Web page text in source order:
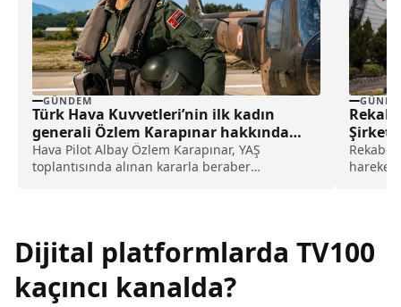
GÜNDEM
Türk Hava Kuvvetleri’nin ilk kadın
generali Özlem Karapınar hakkında
dikkat çeken detay ortaya çıktı
Hava Pilot Albay Özlem Karapınar, YAŞ
toplantısında alınan kararla beraber
Şirket
hareket
Dijital platformlarda TV100
kaçıncı kanalda?